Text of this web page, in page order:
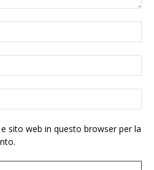
sito web in questo browser per la